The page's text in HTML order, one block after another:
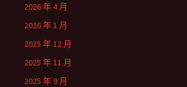
2026 年 4 月
2026 年 1 月
2025 年 12 月
2025 年 11 月
2025 年 9 月